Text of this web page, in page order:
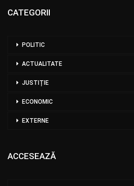
CATEGORII
POLITIC
ACTUALITATE
JUSTIȚIE
ECONOMIC
EXTERNE
ACCESEAZĂ